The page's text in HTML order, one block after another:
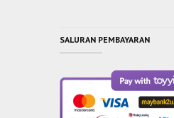
SALURAN PEMBAYARAN